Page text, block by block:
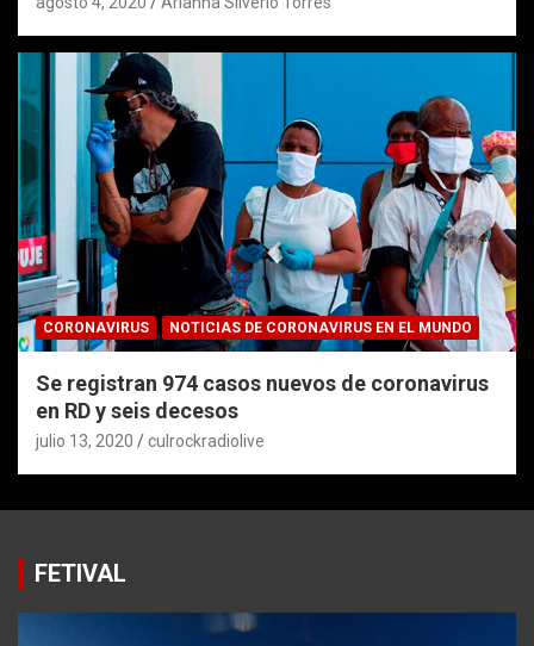
CORONAVIRUS NOTICIAS DE CORONAVIRUS EN EL MUNDO
Se registran 974 casos nuevos de coronavirus
en RD y seis decesos
julio 13, 2020 culrockradiolive
FETIVAL